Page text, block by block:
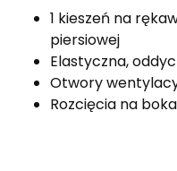
1 kieszeń na
piersiowej
Elastyczna,
Otwory
Rozcięcia na